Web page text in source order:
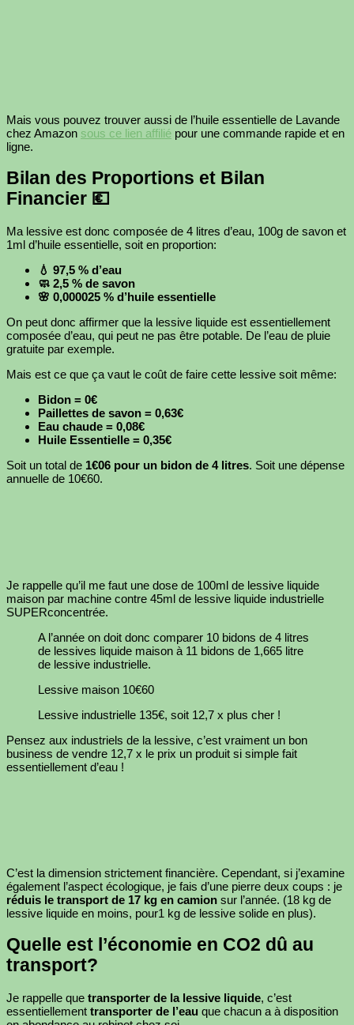
Mais vous pouvez trouver aussi de l’huile essentielle de Lavande
chez Amazon sous ce lien affilié pour une commande rapide et en
ligne.
Bilan des Proportions et Bilan
Financier 💶
Ma lessive est donc composée de 4 litres d’eau, 100g de savon et
1ml d’huile essentielle, soit en proportion:
💧 97,5 % d’eau
🧼 2,5 % de savon
🌸 0,000025 % d’huile essentielle
On peut donc affirmer que la lessive liquide est essentiellement
composée d’eau, qui peut ne pas être potable. De l’eau de pluie
gratuite par exemple.
Mais est ce que ça vaut le coût de faire cette lessive soit même:
Bidon = 0€
Paillettes de savon = 0,63€
Eau chaude = 0,08€
Huile Essentielle = 0,35€
Soit un total de 1€06 pour un bidon de 4 litres. Soit une dépense
annuelle de 10€60.
Je rappelle qu’il me faut une dose de 100ml de lessive liquide
maison par machine contre 45ml de lessive liquide industrielle
SUPERconcentrée.
A l’année on doit donc comparer 10 bidons de 4 litres
de lessives liquide maison à 11 bidons de 1,665 litre
de lessive industrielle.
Lessive maison 10€60
Lessive industrielle 135€, soit 12,7 x plus cher !
Pensez aux industriels de la lessive, c’est vraiment un bon
business de vendre 12,7 x le prix un produit si simple fait
essentiellement d’eau !
C’est la dimension strictement financière. Cependant, si j’examine
également l’aspect écologique, je fais d’une pierre deux coups : je
réduis le transport de 17 kg en camion sur l’année. (18 kg de
lessive liquide en moins, pour1 kg de lessive solide en plus).
Quelle est l’économie en CO2 dû au
transport?
Je rappelle que transporter de la lessive liquide, c’est
essentiellement transporter de l’eau que chacun a à disposition